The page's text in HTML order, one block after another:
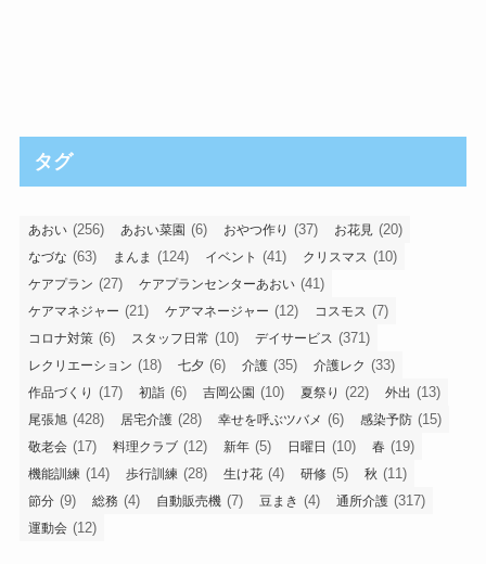
タグ
あおい (256) あおい菜園 (6) おやつ作り (37) お花見 (20)
なづな (63) まんま (124) イベント (41) クリスマス (10)
ケアプラン (27) ケアプランセンターあおい (41)
ケアマネジャー (21) ケアマネージャー (12) コスモス (7)
コロナ対策 (6) スタッフ日常 (10) デイサービス (371)
レクリエーション (18) 七夕 (6) 介護 (35) 介護レク (33)
作品づくり (17) 初詣 (6) 吉岡公園 (10) 夏祭り (22) 外出 (13)
尾張旭 (428) 居宅介護 (28) 幸せを呼ぶツバメ (6) 感染予防 (15)
敬老会 (17) 料理クラブ (12) 新年 (5) 日曜日 (10) 春 (19)
機能訓練 (14) 歩行訓練 (28) 生け花 (4) 研修 (5) 秋 (11)
節分 (9) 総務 (4) 自動販売機 (7) 豆まき (4) 通所介護 (317)
運動会 (12)